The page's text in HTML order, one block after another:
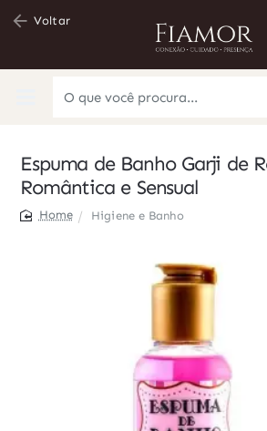
Voltar
procura...
Espuma de Banho Garji de
Romântica e Sensual
Higiene e Banho